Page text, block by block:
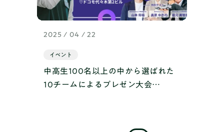
2025 / 04 / 22
イベント
中高生100名以上の中から選ばれた
10チームによるプレゼン大会